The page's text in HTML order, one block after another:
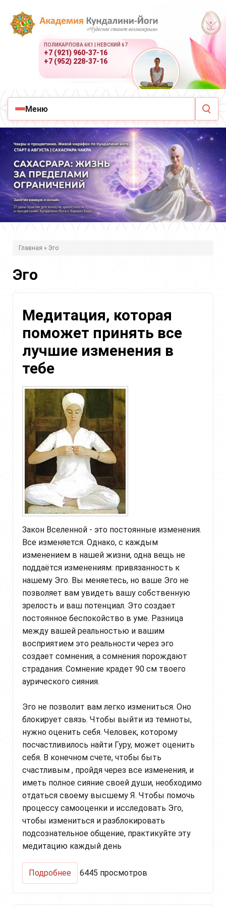
ПОЛИКАРПОВА 6К1 | НЕВСКИЙ 67
+7 (921) 960-37-16
+7 (952) 228-37-16
Меню
з
Главная » Эго
Эго
Медитация, которая
поможет принять все
лучшие изменения в
тебе
Закон Вселенной - это постоянные изменения.
Все изменяется. Однако, с каждым
изменением в нашей жизни, одна вещь не
поддаётся изменениям: привязанность к
нашему Эго. Вы меняетесь, но ваше Эго не
позволяет вам увидеть вашу собственную
зрелость и ваш потенциал. Это создает
постоянное беспокойство в уме. Разница
между вашей реальностью и вашим
восприятием это реальности через эго
создает сомнения, а сомнения порождают
страдания. Сомнение крадет 90 см твоего
аурического сияния.
Эго не позволит вам легко измениться. Оно
блокирует связь. Чтобы выйти из темноты,
нужно оценить себя. Человек, которому
посчастливилось найти Гуру, может оценить
себя. В конечном счете, чтобы быть
счастливым , пройдя через все изменения, и
иметь полное сияние своей души, необходимо
отдаться своему высшему Я. Чтобы помочь
процессу самооценки и исследовать Эго,
чтобы измениться и разблокировать
подсознательное общение, практикуйте эту
медитацию каждый день
Подробнее
Медитация,
6445 просмотров